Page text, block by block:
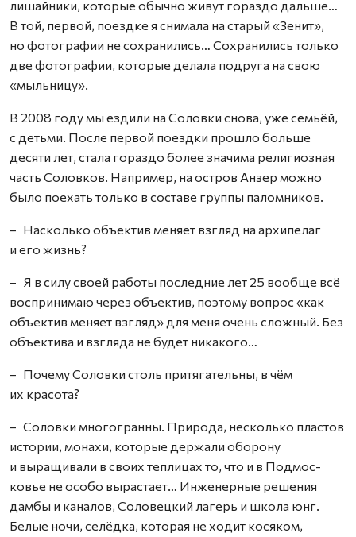
лишайники, которые обычно живут гораздо дальше…
В той, первой, поездке я снимала на старый «Зенит»,
но фотографии не сохранились… Сохранились только
две фотографии, которые делала подруга на свою
«мыльницу».
В 2008 году мы ездили на Соловки снова, уже семьёй,
с детьми. После первой поездки прошло больше
десяти лет, стала гораздо более значима религиозная
часть Соловков. Например, на остров Анзер можно
было поехать только в составе группы паломников.
– Насколько объектив меняет взгляд на архипелаг
и его жизнь?
– Я в силу своей работы последние лет 25 вообще всё
воспринимаю через объектив, поэтому вопрос «как
объектив меняет взгляд» для меня очень сложный. Без
объектива и взгляда не будет никакого…
– Почему Соловки столь притягательны, в чём
их красота?
– Соловки многогранны. Природа, несколько пластов
истории, монахи, которые держали оборону
и выращивали в своих теплицах то, что и в Подмос­
ковье не особо вырастает… Инженерные решения
дамбы и каналов, Соловецкий лагерь и школа юнг.
Белые ночи, селёдка, которая не ходит косяком,